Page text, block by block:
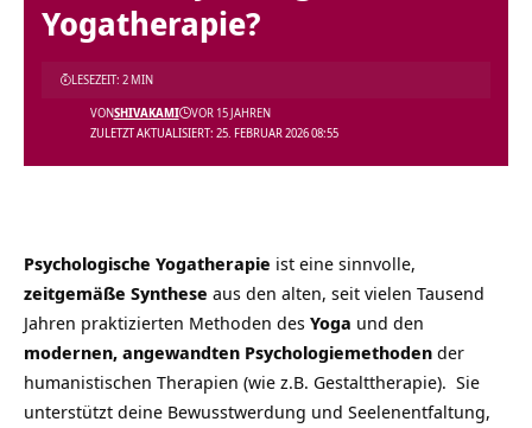
Yogatherapie?
ZULETZT AKTUALISIERT: 25. FEBRUAR 2026 08:55
VONSHIVAKAMI VOR 15 JAHREN
LESEZEIT: 2 MIN
Psychologische Yogatherapie ist eine sinnvolle,
zeitgemäße Synthese aus den alten, seit vielen Tausend
Jahren praktizierten Methoden des Yoga und den
modernen, angewandten Psychologiemethoden der
humanistischen Therapien (wie z.B. Gestalttherapie). Sie
unterstützt deine Bewusstwerdung und Seelenentfaltung,